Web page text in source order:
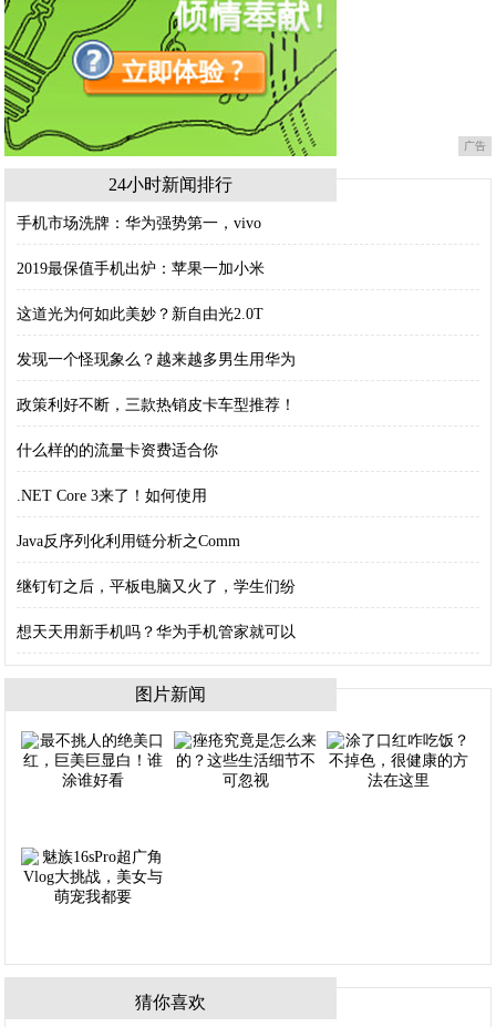
广告
24小时新闻排行
手机市场洗牌：华为强势第一，vivo
2019最保值手机出炉：苹果一加小米
这道光为何如此美妙？新自由光2.0T
发现一个怪现象么？越来越多男生用华为
政策利好不断，三款热销皮卡车型推荐！
什么样的的流量卡资费适合你
.NET Core 3来了！如何使用
Java反序列化利用链分析之Comm
继钉钉之后，平板电脑又火了，学生们纷
想天天用新手机吗？华为手机管家就可以
图片新闻
猜你喜欢